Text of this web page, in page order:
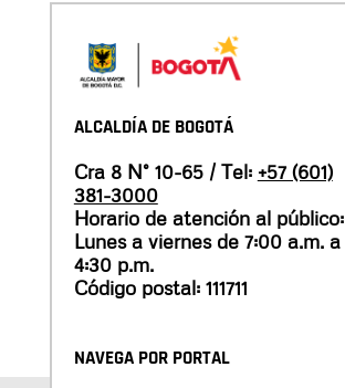
ALCALDÍA DE BOGOTÁ
Cra 8 N° 10-65 / Tel: +57 (601)
381-3000
Horario de atención al público:
Lunes a viernes de 7:00 a.m. a
4:30 p.m.
Código postal: 111711
NAVEGA POR PORTAL